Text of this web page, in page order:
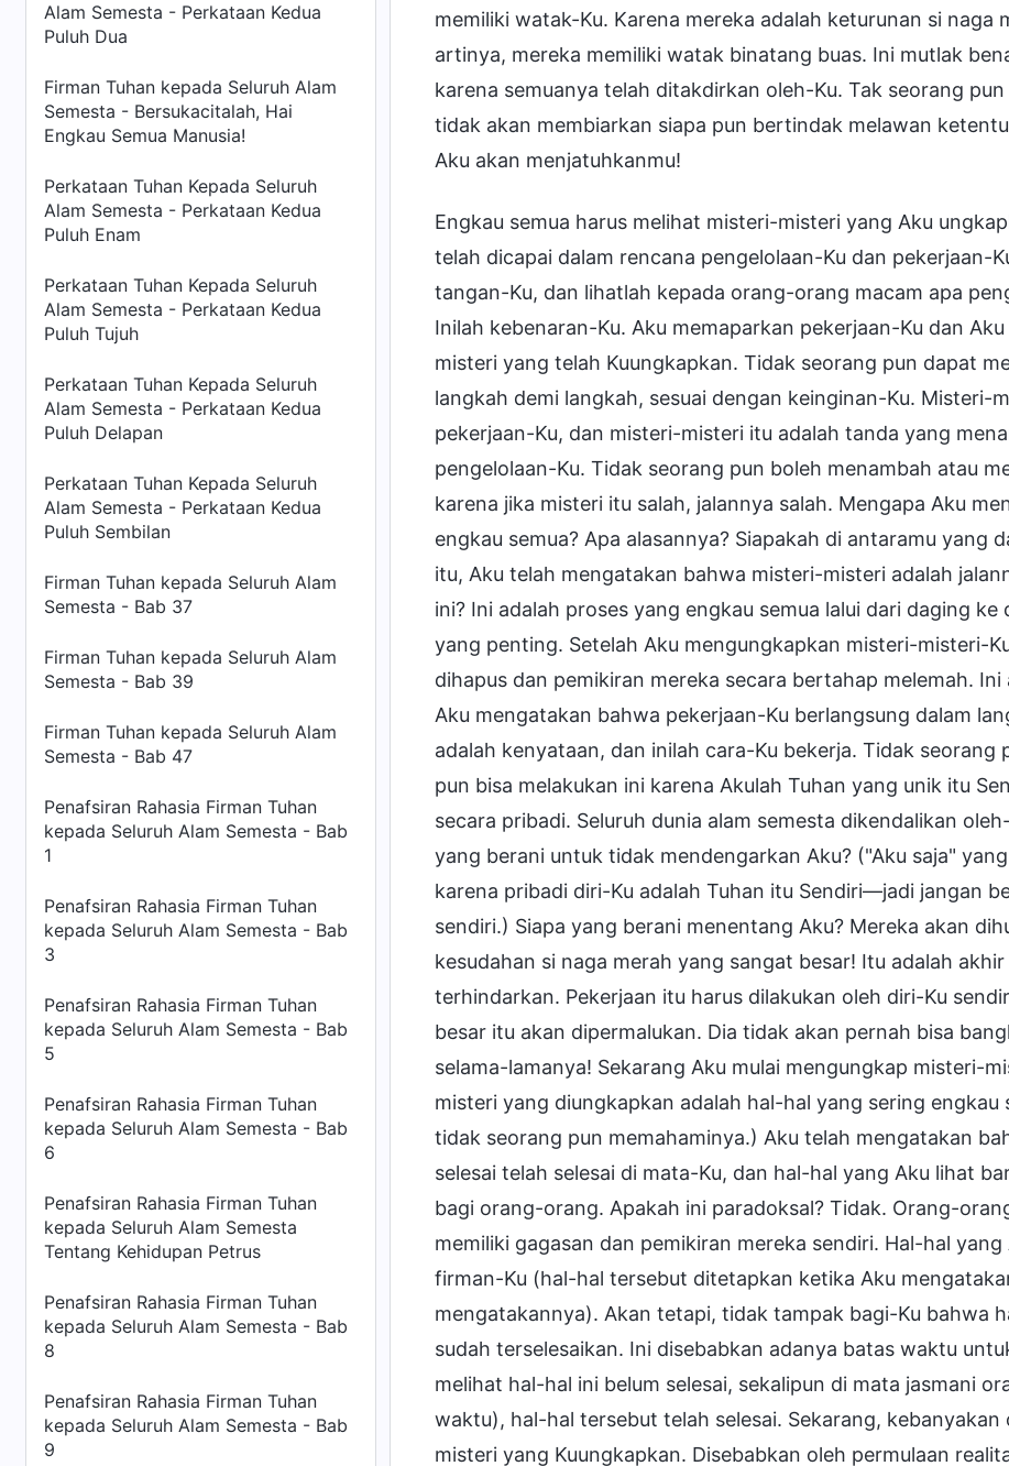
Alam Semesta - Perkataan Kedua
Puluh Dua
Firman Tuhan kepada Seluruh Alam
Semesta - Bersukacitalah, Hai
Engkau Semua Manusia!
Perkataan Tuhan Kepada Seluruh
Alam Semesta - Perkataan Kedua
Puluh Enam
Perkataan Tuhan Kepada Seluruh
Alam Semesta - Perkataan Kedua
Puluh Tujuh
Perkataan Tuhan Kepada Seluruh
Alam Semesta - Perkataan Kedua
Puluh Delapan
Perkataan Tuhan Kepada Seluruh
Alam Semesta - Perkataan Kedua
Puluh Sembilan
Firman Tuhan kepada Seluruh Alam
Semesta - Bab 37
Firman Tuhan kepada Seluruh Alam
Semesta - Bab 39
Firman Tuhan kepada Seluruh Alam
Semesta - Bab 47
Penafsiran Rahasia Firman Tuhan
kepada Seluruh Alam Semesta - Bab
1
Penafsiran Rahasia Firman Tuhan
kepada Seluruh Alam Semesta - Bab
3
Penafsiran Rahasia Firman Tuhan
kepada Seluruh Alam Semesta - Bab
5
Penafsiran Rahasia Firman Tuhan
kepada Seluruh Alam Semesta - Bab
6
Penafsiran Rahasia Firman Tuhan
kepada Seluruh Alam Semesta
Tentang Kehidupan Petrus
Penafsiran Rahasia Firman Tuhan
kepada Seluruh Alam Semesta - Bab
8
Penafsiran Rahasia Firman Tuhan
kepada Seluruh Alam Semesta - Bab
9
memiliki watak-Ku. Karena mereka adalah keturunan si naga
artinya, mereka memiliki watak binatang buas. Ini mutlak
karena semuanya telah ditakdirkan oleh-Ku. Tak seorang
tidak akan membiarkan siapa pun bertindak melawan
Aku akan menjatuhkanmu!
Engkau semua harus melihat misteri-misteri yang Aku
telah dicapai dalam rencana pengelolaan-Ku dan pekerjaan-
tangan-Ku, dan lihatlah kepada orang-orang macam apa
Inilah kebenaran-Ku. Aku memaparkan pekerjaan-Ku dan
misteri yang telah Kuungkapkan. Tidak seorang pun dapat
langkah demi langkah, sesuai dengan keinginan-Ku. Misteri-
pekerjaan-Ku, dan misteri-misteri itu adalah tanda yang
pengelolaan-Ku. Tidak seorang pun boleh menambah atau
karena jika misteri itu salah, jalannya salah. Mengapa Aku
engkau semua? Apa alasannya? Siapakah di antaramu yang
itu, Aku telah mengatakan bahwa misteri-misteri adalah
ini? Ini adalah proses yang engkau semua lalui dari daging
yang penting. Setelah Aku mengungkapkan misteri-misteri-
dihapus dan pemikiran mereka secara bertahap melemah.
Aku mengatakan bahwa pekerjaan-Ku berlangsung dalam
adalah kenyataan, dan inilah cara-Ku bekerja. Tidak
pun bisa melakukan ini karena Akulah Tuhan yang unik itu
secara pribadi. Seluruh dunia alam semesta dikendalikan
yang berani untuk tidak mendengarkan Aku? ("Aku saja"
karena pribadi diri-Ku adalah Tuhan itu Sendiri—jadi jangan
sendiri.) Siapa yang berani menentang Aku? Mereka akan
kesudahan si naga merah yang sangat besar! Itu adalah
terhindarkan. Pekerjaan itu harus dilakukan oleh diri-Ku
besar itu akan dipermalukan. Dia tidak akan pernah bisa
selama-lamanya! Sekarang Aku mulai mengungkap misteri-
misteri yang diungkapkan adalah hal-hal yang sering
tidak seorang pun memahaminya.) Aku telah mengatakan
selesai telah selesai di mata-Ku, dan hal-hal yang Aku lihat
bagi orang-orang. Apakah ini paradoksal? Tidak. Orang-
memiliki gagasan dan pemikiran mereka sendiri. Hal-hal
firman-Ku (hal-hal tersebut ditetapkan ketika Aku
mengatakannya). Akan tetapi, tidak tampak bagi-Ku bahwa
sudah terselesaikan. Ini disebabkan adanya batas waktu
melihat hal-hal ini belum selesai, sekalipun di mata jasmani
waktu), hal-hal tersebut telah selesai. Sekarang,
misteri yang Kuungkapkan. Disebabkan oleh permulaan